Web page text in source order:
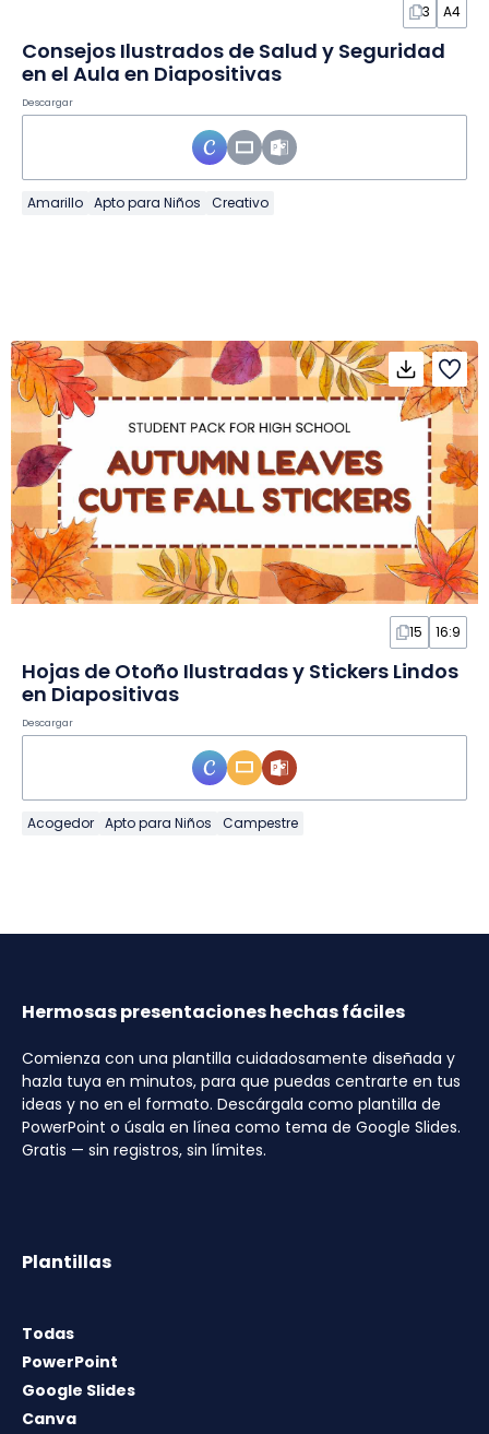
3 A4
Consejos Ilustrados de Salud y Seguridad
en el Aula en Diapositivas
Descargar
Amarillo Apto para Niños Creativo
15 16:9
Hojas de Otoño Ilustradas y Stickers Lindos
en Diapositivas
Descargar
Acogedor Apto para Niños Campestre
Hermosas presentaciones hechas fáciles
Comienza con una plantilla cuidadosamente diseñada y
hazla tuya en minutos, para que puedas centrarte en tus
ideas y no en el formato. Descárgala como plantilla de
PowerPoint o úsala en línea como tema de Google Slides.
Gratis — sin registros, sin límites.
Plantillas
Todas
PowerPoint
Google Slides
Canva